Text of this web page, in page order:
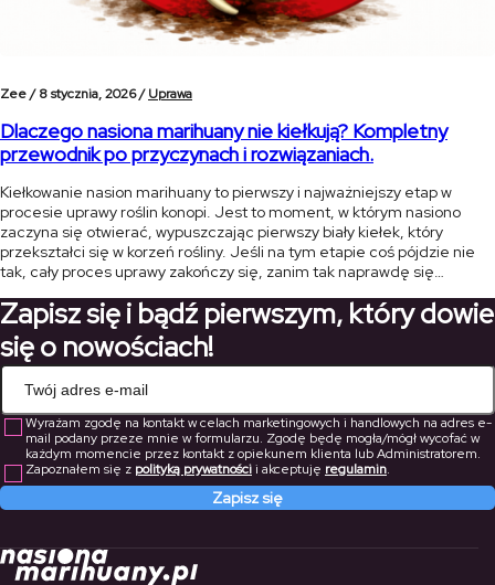
Zee /8 stycznia, 2026 /Uprawa
Dlaczego nasiona marihuany nie kiełkują? Kompletny
przewodnik po przyczynach i rozwiązaniach.
Kiełkowanie nasion marihuany to pierwszy i najważniejszy etap w
procesie uprawy roślin konopi. Jest to moment, w którym nasiono
zaczyna się otwierać, wypuszczając pierwszy biały kiełek, który
przekształci się w korzeń rośliny. Jeśli na tym etapie coś pójdzie nie
tak, cały proces uprawy zakończy się, zanim tak naprawdę się
[…]
Zapisz się i bądź pierwszym, który dowie
się o nowościach!
Wyrażam zgodę na kontakt w celach marketingowych i handlowych na adres e-
mail podany przeze mnie w formularzu. Zgodę będę mogła/mógł wycofać w
każdym momencie przez kontakt z opiekunem klienta lub Administratorem.
Zapoznałem się z polityką prywatnościi akceptuję regulamin.
Zapisz się